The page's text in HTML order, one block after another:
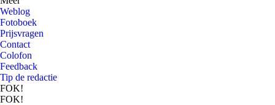
Weblog
Fotoboek
Prijsvragen
Contact
Colofon
Feedback
Tip de redactie
FOK!
FOK!